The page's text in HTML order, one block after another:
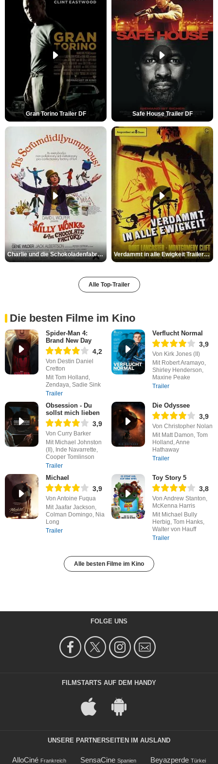
Gran Torino Trailer DF Safe House Trailer DF
Charlie und die Schokoladenfabrik Trailer OV Verdammt in alle Ewigkeit Trailer OV
Alle Top-Trailer
Die besten Filme im Kino
Spider-Man 4:
Brand New Day
4,2
Von Destin Daniel
Cretton
Mit Tom Holland,
Zendaya, Sadie Sink
Trailer
Verflucht Normal
3,9
Von Kirk Jones (II)
Mit Robert Aramayo,
Shirley Henderson,
Maxine Peake
Trailer
Obsession - Du
sollst mich lieben
3,9
Von Curry Barker
Mit Michael Johnston
(II), Inde Navarrette,
Cooper Tomlinson
Trailer
Die Odyssee
3,9
Von Christopher Nolan
Mit Matt Damon, Tom
Holland, Anne
Hathaway
Trailer
Michael
3,9
Von Antoine Fuqua
Mit Jaafar Jackson,
Colman Domingo, Nia
Long
Trailer
Toy Story 5
3,8
Von Andrew Stanton,
McKenna Harris
Mit Michael Bully
Herbig, Tom Hanks,
Walter von Hauff
Trailer
Alle besten Filme im Kino
FOLGE UNS
FILMSTARTS AUF DEM HANDY
UNSERE PARTNERSEITEN IM AUSLAND
AlloCiné Frankreich SensaCine Spanien Beyazperde Türkei